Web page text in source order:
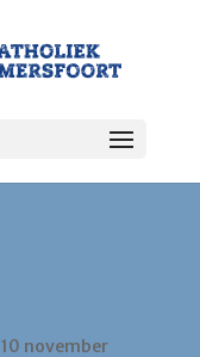
10 november